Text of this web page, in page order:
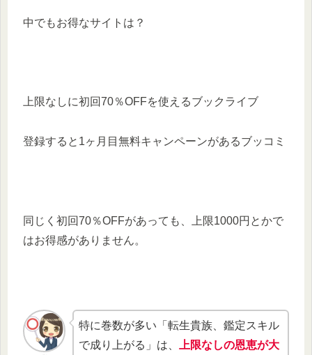
中でもお得なサイトは？
上限なしに初回70％OFFを使えるブックライブ
登録すると1ヶ月目無料キャンペーンがあるブッコミ
同じく初回70％OFFがあっても、上限1000円とかで
はお得感がありません。
特に巻数が多い「転生貴族、鑑定スキル
で成り上がる」は、
上限なしの恩恵が大